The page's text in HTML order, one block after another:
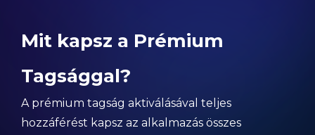
Mit kapsz a Prémium
Tagsággal?
A prémium tagság aktiválásával teljes
hozzáférést kapsz az alkalmazás összes